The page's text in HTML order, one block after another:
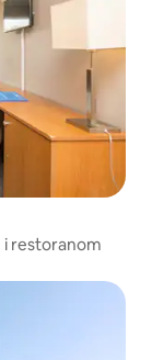
i restoranom